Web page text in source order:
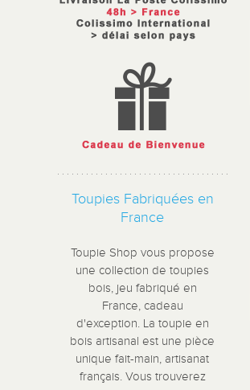
Toupies Fabriquées en
France
Toupie Shop vous propose
une collection de toupies
bois, jeu fabriqué en
France, cadeau
d'exception. La toupie en
bois artisanal est une pièce
unique fait-main, artisanat
français. Vous trouverez